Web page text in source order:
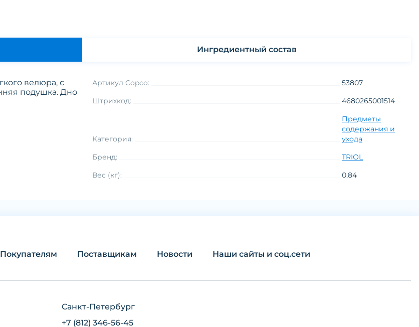
Ингредиентный состав
велюра, с
подушка. Дно
Артикул Copco:
53807
Штрихкод:
4680265001514
Категория:
Предметы
содержания и
ухода
Бренд:
TRIOL
Вес (кг):
0,84
Покупателям Поставщикам Новости Наши сайты и соц.сети
Санкт-Петербург
+7 (812) 346-56-45